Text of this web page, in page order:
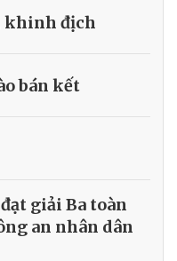
khinh địch
bán kết
giải Ba toàn
an nhân dân